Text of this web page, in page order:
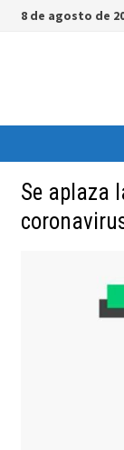
Saltar8 de agosto de
Se aplaza